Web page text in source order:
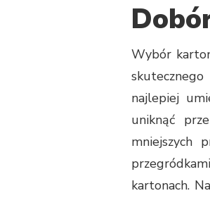
Wybór
najlepiej
uniknąć
mniejszych
kartonach.